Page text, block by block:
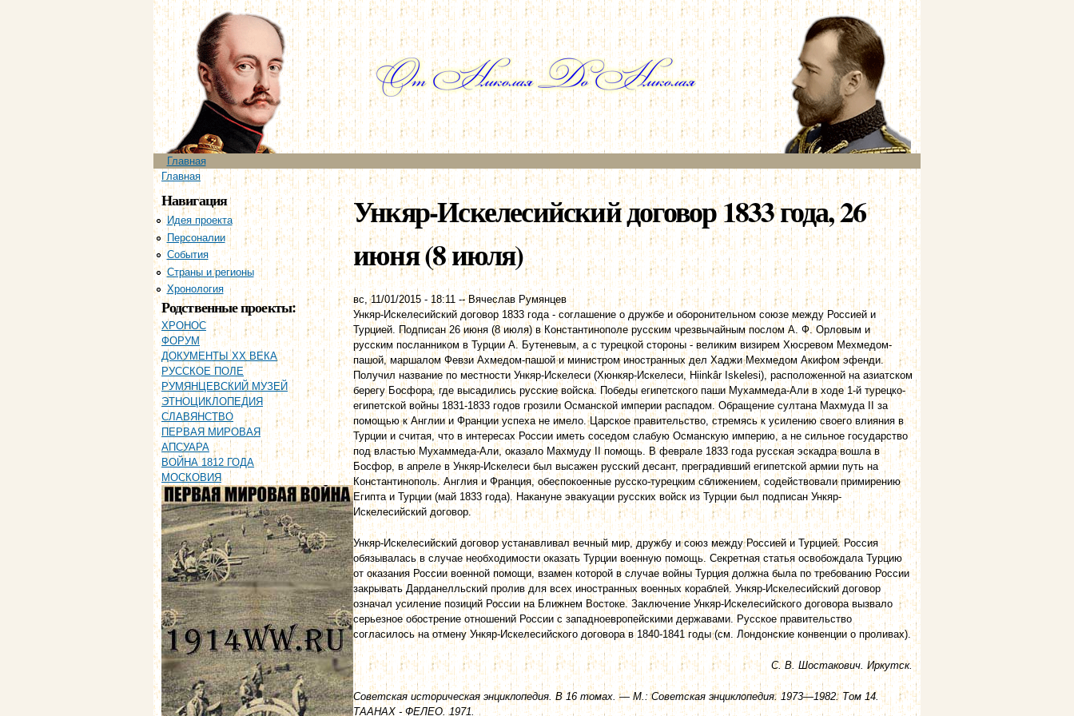
Перейти к
основному
содержанию
Главное меню
Главная
Вы здесь
Главная
Навигация
Идея проекта
Персоналии
События
Страны и регионы
Хронология
Родственные проекты:
ХРОНОС
ФОРУМ
ДОКУМЕНТЫ XX ВЕКА
РУССКОЕ ПОЛЕ
РУМЯНЦЕВСКИЙ МУЗЕЙ
ЭТНОЦИКЛОПЕДИЯ
СЛАВЯНСТВО
ПЕРВАЯ МИРОВАЯ
АПСУАРА
ВОЙНА 1812 ГОДА
МОСКОВИЯ
Ункяр-Искелесийский договор 1833 года, 26
июня (8 июля)
вс, 11/01/2015 - 18:11 --Вячеслав Румянцев
Ункяр-Искелесийский договор 1833 года - соглашение о дружбе и оборонительном союзе между Россией и
Турцией. Подписан 26 июня (8 июля) в Константинополе русским чрезвычайным послом А. Ф. Орловым и
русским посланником в Турции А. Бутеневым, а с турецкой стороны - великим визирем Хюсревом Мехмедом-
пашой, маршалом Февзи Ахмедом-пашой и министром иностранных дел Хаджи Мехмедом Акифом эфенди.
Получил название по местности Ункяр-Искелеси (Хюнкяр-Искелеси, Hiinkâr Iskelesi), расположенной на азиатском
берегу Босфора, где высадились русские войска. Победы египетского паши Мухаммеда-Али в ходе 1-й турецко-
египетской войны 1831-1833 годов грозили Османской империи распадом. Обращение султана Махмуда II за
помощью к Англии и Франции успеха не имело. Царское правительство, стремясь к усилению своего влияния в
Турции и считая, что в интересах России иметь соседом слабую Османскую империю, а не сильное государство
под властью Мухаммеда-Али, оказало Махмуду II помощь. В феврале 1833 года русская эскадра вошла в
Босфор, в апреле в Ункяр-Искелеси был высажен русский десант, преградивший египетской армии путь на
Константинополь. Англия и Франция, обеспокоенные русско-турецким сближением, содействовали примирению
Египта и Турции (май 1833 года). Накануне эвакуации русских войск из Турции был подписан Ункяр-
Искелесийский договор.
Ункяр-Искелесийский договор устанавливал вечный мир, дружбу и союз между Россией и Турцией. Россия
обязывалась в случае необходимости оказать Турции военную помощь. Секретная статья освобождала Турцию
от оказания России военной помощи, взамен которой в случае войны Турция должна была по требованию России
закрывать Дарданелльский пролив для всех иностранных военных кораблей. Ункяр-Искелесийский договор
означал усиление позиций России на Ближнем Востоке. Заключение Ункяр-Искелесийского договора вызвало
серьезное обострение отношений России с западноевропейскими державами. Русское правительство
согласилось на отмену Ункяр-Искелесийского договора в 1840-1841 годы (см. Лондонские конвенции о проливах).
С. В. Шостакович. Иркутск.
Советская историческая энциклопедия. В 16 томах. — М.: Советская энциклопедия. 1973—1982. Том 14.
ТААНАХ - ФЕЛЕО. 1971.